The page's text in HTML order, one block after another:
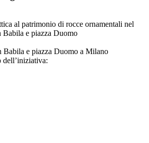
al patrimonio di rocce ornamentali nel
Babila e piazza Duomo
Babila e piazza Duomo a Milano
dell’iniziativa: